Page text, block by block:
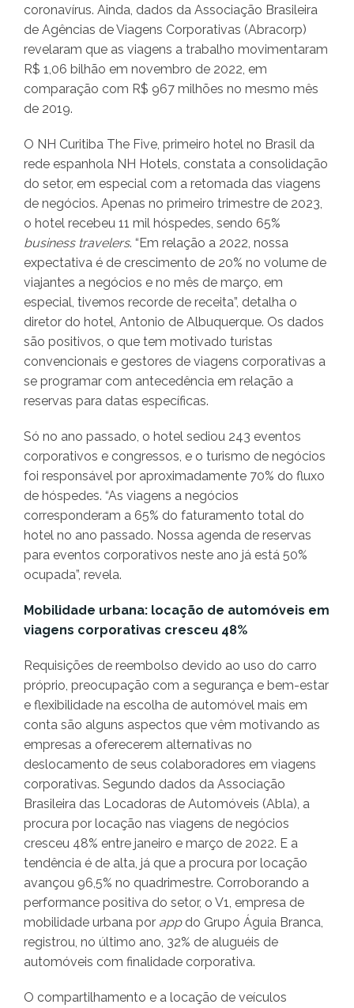
coronavírus. Ainda, dados da Associação Brasileira
de Agências de Viagens Corporativas (Abracorp)
revelaram que as viagens a trabalho movimentaram
R$ 1,06 bilhão em novembro de 2022, em
comparação com R$ 967 milhões no mesmo mês
de 2019.
O NH Curitiba The Five, primeiro hotel no Brasil da
rede espanhola NH Hotels, constata a consolidação
do setor, em especial com a retomada das viagens
de negócios. Apenas no primeiro trimestre de 2023,
o hotel recebeu 11 mil hóspedes, sendo 65%
business travelers. “Em relação a 2022, nossa
expectativa é de crescimento de 20% no volume de
viajantes a negócios e no mês de março, em
especial, tivemos recorde de receita”, detalha o
diretor do hotel, Antonio de Albuquerque. Os dados
são positivos, o que tem motivado turistas
convencionais e gestores de viagens corporativas a
se programar com antecedência em relação a
reservas para datas específicas.
Só no ano passado, o hotel sediou 243 eventos
corporativos e congressos, e o turismo de negócios
foi responsável por aproximadamente 70% do fluxo
de hóspedes. “As viagens a negócios
corresponderam a 65% do faturamento total do
hotel no ano passado. Nossa agenda de reservas
para eventos corporativos neste ano já está 50%
ocupada”, revela.
Mobilidade urbana: locação de automóveis em
viagens corporativas cresceu 48%
Requisições de reembolso devido ao uso do carro
próprio, preocupação com a segurança e bem-estar
e flexibilidade na escolha de automóvel mais em
conta são alguns aspectos que vêm motivando as
empresas a oferecerem alternativas no
deslocamento de seus colaboradores em viagens
corporativas. Segundo dados da Associação
Brasileira das Locadoras de Automóveis (Abla), a
procura por locação nas viagens de negócios
cresceu 48% entre janeiro e março de 2022. E a
tendência é de alta, já que a procura por locação
avançou 96,5% no quadrimestre. Corroborando a
performance positiva do setor, o V1, empresa de
mobilidade urbana por app do Grupo Águia Branca,
registrou, no último ano, 32% de aluguéis de
automóveis com finalidade corporativa.
O compartilhamento e a locação de veículos